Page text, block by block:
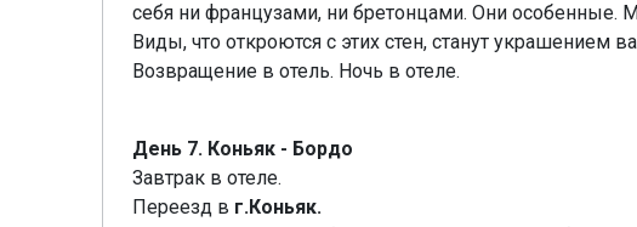
себя ни французами, ни бретонцами. Они особенные.
Виды, что откроются с этих стен, станут украшением
Возвращение в отель. Ночь в отеле.
День 7. Коньяк - Бордо
Завтрак в отеле.
Переезд в г.Коньяк.